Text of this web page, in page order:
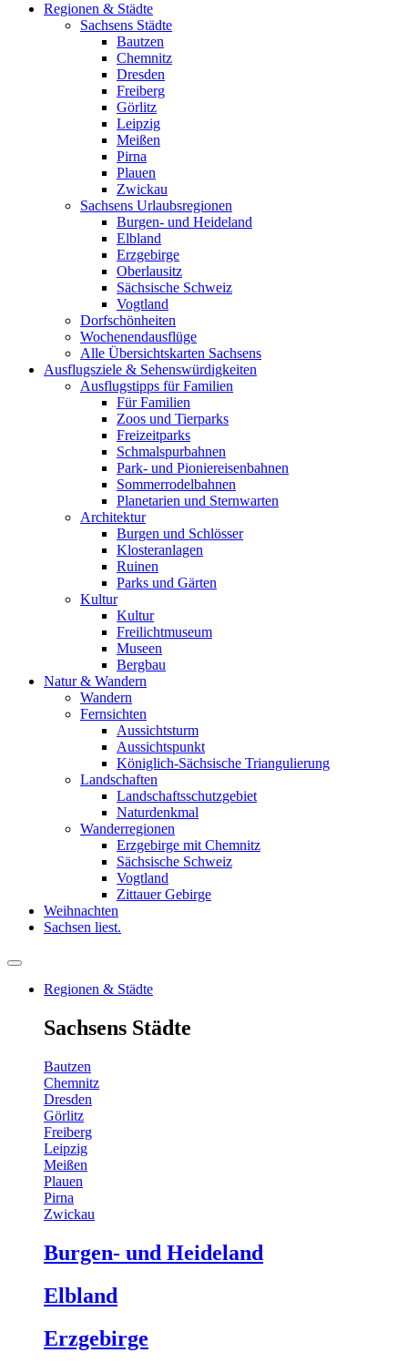
Regionen & Städte
Sachsens Städte
Bautzen
Chemnitz
Dresden
Freiberg
Görlitz
Leipzig
Meißen
Pirna
Plauen
Zwickau
Sachsens Urlaubsregionen
Burgen- und Heideland
Elbland
Erzgebirge
Oberlausitz
Sächsische Schweiz
Vogtland
Dorfschönheiten
Wochenendausflüge
Alle Übersichtskarten Sachsens
Ausflugsziele & Sehenswürdigkeiten
Ausflugstipps für Familien
Für Familien
Zoos und Tierparks
Freizeitparks
Schmalspurbahnen
Park- und Pioniereisenbahnen
Sommerrodelbahnen
Planetarien und Sternwarten
Architektur
Burgen und Schlösser
Klosteranlagen
Ruinen
Parks und Gärten
Kultur
Kultur
Freilichtmuseum
Museen
Bergbau
Natur & Wandern
Wandern
Fernsichten
Aussichtsturm
Aussichtspunkt
Königlich-Sächsische Triangulierung
Landschaften
Landschaftsschutzgebiet
Naturdenkmal
Wanderregionen
Erzgebirge mit Chemnitz
Sächsische Schweiz
Vogtland
Zittauer Gebirge
Weihnachten
Sachsen liest.
Regionen & Städte
Sachsens Städte
Bautzen
Chemnitz
Dresden
Görlitz
Freiberg
Leipzig
Meißen
Plauen
Pirna
Zwickau
Burgen- und Heideland
Elbland
Erzgebirge